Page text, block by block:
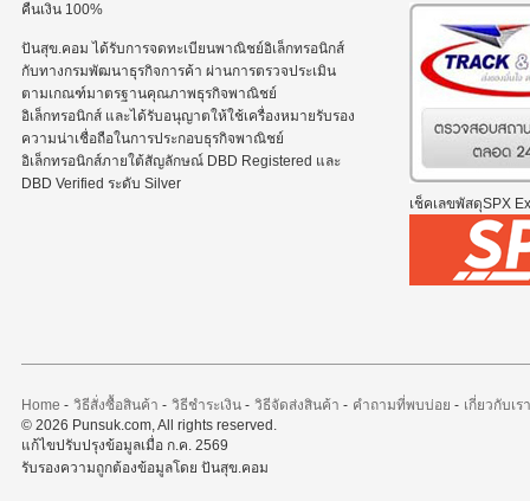
คืนเงิน 100%
ปันสุข.คอม ได้รับการจดทะเบียนพาณิชย์อิเล็กทรอนิกส์
กับทางกรมพัฒนาธุรกิจการค้า ผ่านการตรวจประเมิน
ตามเกณฑ์มาตรฐานคุณภาพธุรกิจพาณิชย์
อิเล็กทรอนิกส์ และได้รับอนุญาตให้ใช้เครื่องหมายรับรอง
ความน่าเชื่อถือในการประกอบธุรกิจพาณิชย์
อิเล็กทรอนิกส์ภายใต้สัญลักษณ์ DBD Registered และ
DBD Verified ระดับ Silver
เช็คเลขพัสดุSPX
Home - วิธีสั่งซื้อสินค้า - วิธีชำระเงิน- วิธีจัดส่งสินค้า - คำถามที่พบบ่อย - เกี่ยวกับเรา
© 2026 Punsuk.com, All rights reserved.
แก้ไขปรับปรุงข้อมูลเมื่อ ก.ค. 2569
รับรองความถูกต้องข้อมูลโดย ปันสุข.คอม